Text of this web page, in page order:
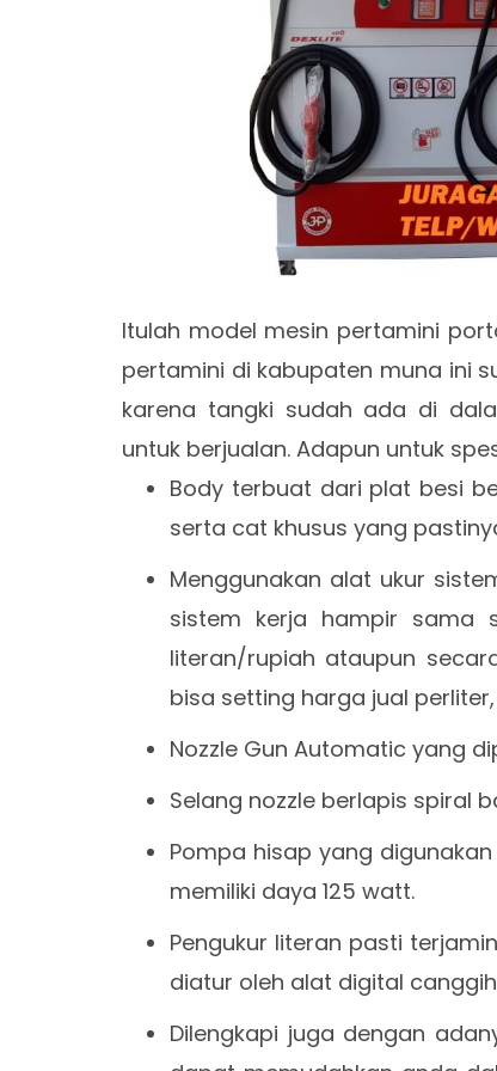
Itulah model mesin pertamini
pertamini di kabupaten muna ini
karena tangki sudah ada di
untuk berjualan. Adapun untuk
Body terbuat dari plat besi
serta cat khusus yang
Menggunakan alat ukur
sistem kerja hampir sama
literan/rupiah ataupun
bisa setting harga jual
Nozzle Gun Automatic yang
Selang nozzle berlapis spiral
Pompa hisap yang
memiliki daya 125 watt.
Pengukur literan pasti
diatur oleh alat digital
Dilengkapi juga dengan